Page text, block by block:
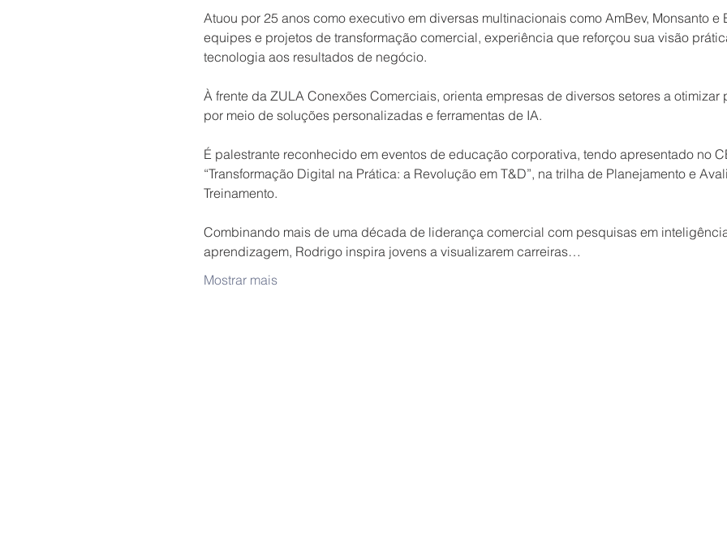
Atuou por 25 anos como executivo em diversas multinacionais como AmBev, Monsanto
equipes e projetos de transformação comercial, experiência que reforçou sua visão
tecnologia aos resultados de negócio.
À frente da ZULA Conexões Comerciais, orienta empresas de diversos setores a
por meio de soluções personalizadas e ferramentas de IA.
É palestrante reconhecido em eventos de educação corporativa, tendo apresentado no
“Transformação Digital na Prática: a Revolução em T&D”, na trilha de Planejamento e
Treinamento.
Combinando mais de uma década de liderança comercial com pesquisas em
aprendizagem, Rodrigo inspira jovens a visualizarem carreiras…
Mostrar mais